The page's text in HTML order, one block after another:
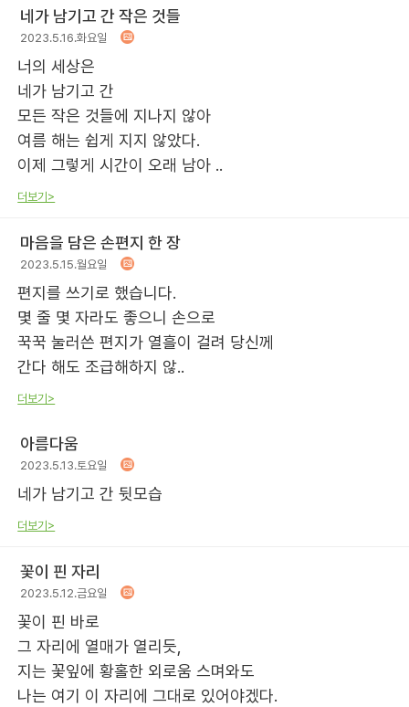
네가 남기고 간 작은 것들
2023.5.16.화요일
너의 세상은
네가 남기고 간
모든 작은 것들에 지나지 않아
여름 해는 쉽게 지지 않았다.
이제 그렇게 시간이 오래 남아 ..
더보기>
마음을 담은 손편지 한 장
2023.5.15.월요일
편지를 쓰기로 했습니다.
몇 줄 몇 자라도 좋으니 손으로
꾹꾹 눌러쓴 편지가 열흘이 걸려 당신께
간다 해도 조급해하지 않..
더보기>
아름다움
2023.5.13.토요일
네가 남기고 간 뒷모습
더보기>
꽃이 핀 자리
2023.5.12.금요일
꽃이 핀 바로
그 자리에 열매가 열리듯,
지는 꽃잎에 황홀한 외로움 스며와도
나는 여기 이 자리에 그대로 있어야겠다.